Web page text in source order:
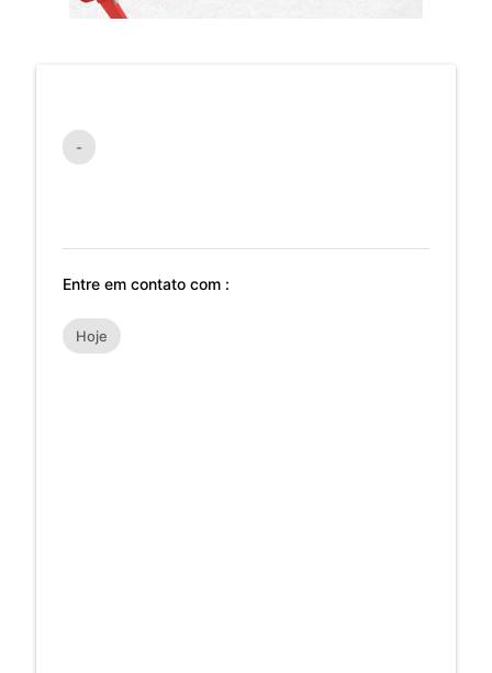
-
Entre em contato com :
Hoje